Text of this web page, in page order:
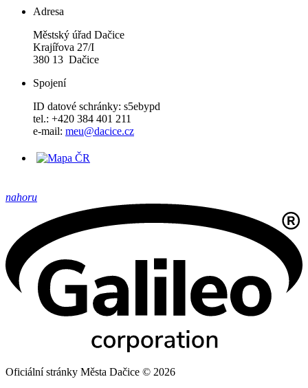
Adresa
Městský úřad Dačice
Krajířova 27/I
380 13 Dačice
Spojení
ID datové schránky: s5ebypd
tel.: +420 384 401 211
e-mail: meu@dacice.cz
nahoru
Oficiální stránky Města Dačice © 2026